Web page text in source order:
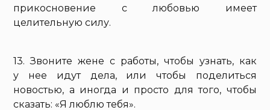
прикосновение с любовью имеет
целительную силу.
13. Звоните жене с работы, чтобы узнать, как
у нее идут дела, или чтобы поделиться
новостью, а иногда и просто для того, чтобы
сказать: «Я люблю тебя».